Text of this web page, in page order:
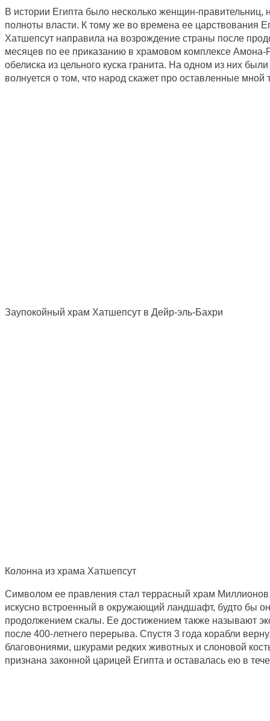
В истории Египта было несколько женщин-правительниц,
полноты власти. К тому же во времена ее царствования
Хатшепсут направила на возрождение страны после
месяцев по ее приказанию в храмовом комплексе
обелиска из цельного куска гранита. На одном из них
волнуется о том, что народ скажет про оставленные мной
Заупокойный храм Хатшепсут в Дейр-эль-Бахри
Колонна из храма Хатшепсут
Символом ее правления стал террасный храм Миллионов
искусно встроенный в окружающий ландшафт, будто бы
продолжением скалы. Ее достижением также называют
после 400-летнего перерыва. Спустя 3 года корабли
благовониями, шкурами редких животных и слоновой
признана законной царицей Египта и оставалась ею в